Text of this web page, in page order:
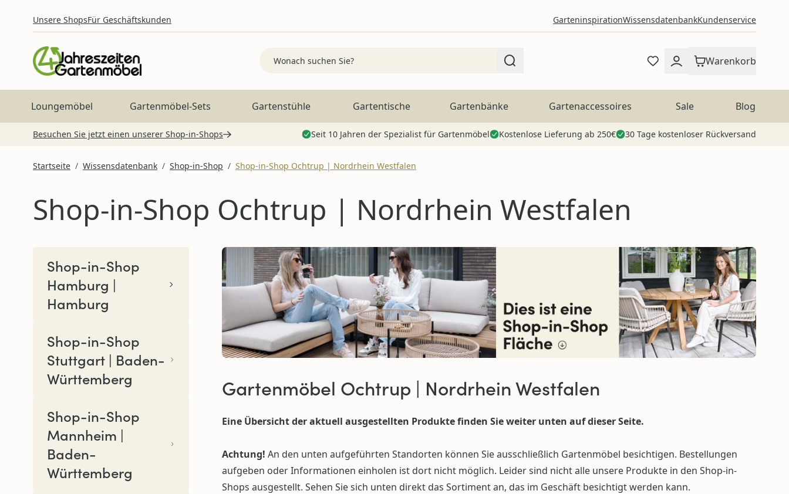
Unsere ShopsFür Geschäftskunden GarteninspirationWissensdatenbankKundenservice
Warenkorb
Loungemöbel Gartenmöbel-Sets Gartenstühle Gartentische Gartenbänke Gartenaccessoires Sale Blog
Besuchen Sie jetzt einen unserer Shop-in-Shops Seit 10 Jahren der Spezialist für Gartenmöbel Kostenlose Lieferung ab 250€ 30 Tage kostenloser Rückversand
Startseite / Wissensdatenbank / Shop-in-Shop / Shop-in-Shop Ochtrup | Nordrhein Westfalen
Shop-in-Shop Ochtrup | Nordrhein Westfalen
Gartenmöbel Ochtrup | Nordrhein Westfalen
Eine Übersicht der aktuell ausgestellten Produkte finden Sie weiter unten auf dieser Seite.
Achtung! An den unten aufgeführten Standorten können Sie ausschließlich Gartenmöbel besichtigen. Bestellungen
aufgeben oder Informationen einholen ist dort nicht möglich. Leider sind nicht alle unsere Produkte in den Shop-in-
Shops ausgestellt. Sehen Sie sich unten direkt das Sortiment an, das im Geschäft besichtigt werden kann.
Shop-in-Shop
Hamburg |
Hamburg
Shop-in-Shop
Stuttgart | Baden-
Württemberg
Shop-in-Shop
Mannheim |
Baden-
Württemberg